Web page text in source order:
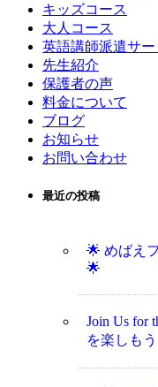
キッズコース
大人コース
英語講師派遣サー
先生紹介
保護者の声
料金について
ブログ
お知らせ
お問い合わせ
最近の投稿
🌟 めばえ
🌟
Join Us for
を楽しも